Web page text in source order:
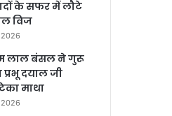
के सफर में लौटे
विज
लाल बंसल ने गुरू
प्रभू दयाल जी
माथा